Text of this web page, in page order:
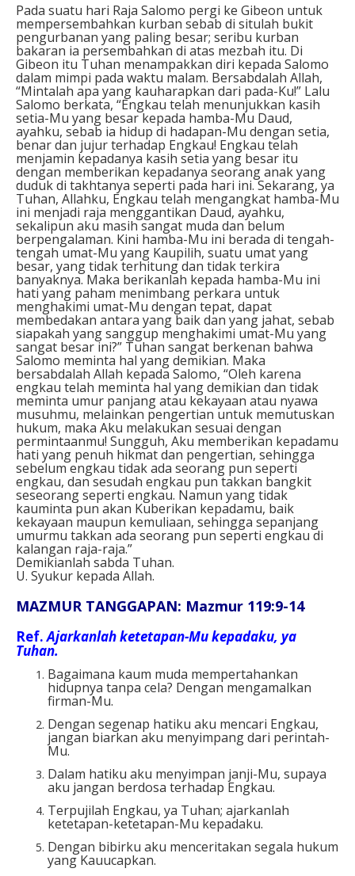
Pada suatu hari Raja Salomo pergi ke Gibeon untuk
mempersembahkan kurban sebab di situlah bukit
pengurbanan yang paling besar; seribu kurban
bakaran ia persembahkan di atas mezbah itu. Di
Gibeon itu Tuhan menampakkan diri kepada Salomo
dalam mimpi pada waktu malam. Bersabdalah Allah,
“Mintalah apa yang kauharapkan dari pada-Ku!” Lalu
Salomo berkata, “Engkau telah menunjukkan kasih
setia-Mu yang besar kepada hamba-Mu Daud,
ayahku, sebab ia hidup di hadapan-Mu dengan setia,
benar dan jujur terhadap Engkau! Engkau telah
menjamin kepadanya kasih setia yang besar itu
dengan memberikan kepadanya seorang anak yang
duduk di takhtanya seperti pada hari ini. Sekarang, ya
Tuhan, Allahku, Engkau telah mengangkat hamba-Mu
ini menjadi raja menggantikan Daud, ayahku,
sekalipun aku masih sangat muda dan belum
berpengalaman. Kini hamba-Mu ini berada di tengah-
tengah umat-Mu yang Kaupilih, suatu umat yang
besar, yang tidak terhitung dan tidak terkira
banyaknya. Maka berikanlah kepada hamba-Mu ini
hati yang paham menimbang perkara untuk
menghakimi umat-Mu dengan tepat, dapat
membedakan antara yang baik dan yang jahat, sebab
siapakah yang sanggup menghakimi umat-Mu yang
sangat besar ini?” Tuhan sangat berkenan bahwa
Salomo meminta hal yang demikian. Maka
bersabdalah Allah kepada Salomo, “Oleh karena
engkau telah meminta hal yang demikian dan tidak
meminta umur panjang atau kekayaan atau nyawa
musuhmu, melainkan pengertian untuk memutuskan
hukum, maka Aku melakukan sesuai dengan
permintaanmu! Sungguh, Aku memberikan kepadamu
hati yang penuh hikmat dan pengertian, sehingga
sebelum engkau tidak ada seorang pun seperti
engkau, dan sesudah engkau pun takkan bangkit
seseorang seperti engkau. Namun yang tidak
kauminta pun akan Kuberikan kepadamu, baik
kekayaan maupun kemuliaan, sehingga sepanjang
umurmu takkan ada seorang pun seperti engkau di
kalangan raja-raja.”
Demikianlah sabda Tuhan.
U. Syukur kepada Allah.
MAZMUR TANGGAPAN: Mazmur 119:9-14
Ref.Ajarkanlah ketetapan-Mu kepadaku, ya
Tuhan.
Bagaimana kaum muda mempertahankan
hidupnya tanpa cela? Dengan mengamalkan
firman-Mu.
Dengan segenap hatiku aku mencari Engkau,
jangan biarkan aku menyimpang dari perintah-
Mu.
Dalam hatiku aku menyimpan janji-Mu, supaya
aku jangan berdosa terhadap Engkau.
Terpujilah Engkau, ya Tuhan; ajarkanlah
ketetapan-ketetapan-Mu kepadaku.
Dengan bibirku aku menceritakan segala hukum
yang Kauucapkan.